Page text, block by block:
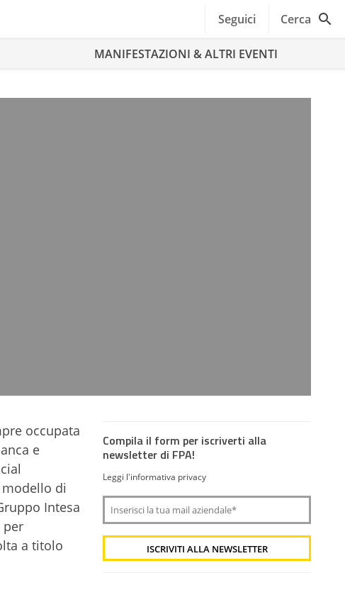
Seguici Cerca
MANIFESTAZIONI & ALTRI EVENTI
occupata
e
di
Intesa
per
a titolo
Compila il form per iscriverti alla
newsletter di FPA!
Leggi l'informativa privacy